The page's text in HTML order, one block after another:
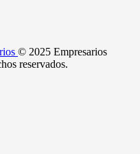
© 2025 Empresarios
reservados.